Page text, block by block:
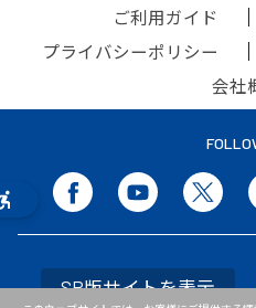
ご利用ガイド
プライバシーポリシー
会社
SP版サイトを表示